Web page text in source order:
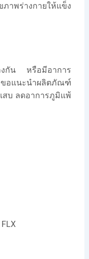
าพร่างกายให้แข็ง
งกัน หรือมีอาการ
อแนะนำผลิตภัณฑ์
สบ ลดอาการภูมิแพ้